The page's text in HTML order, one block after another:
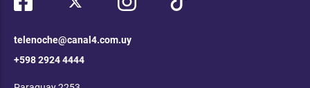
telenoche@canal4.com.uy
+598 2924 4444